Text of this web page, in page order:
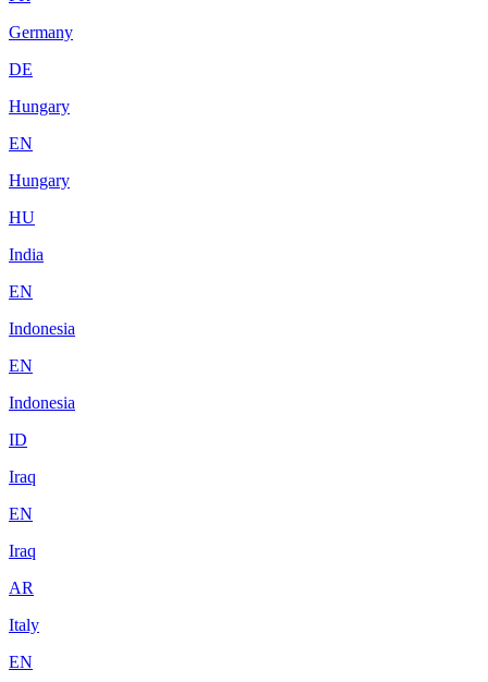
Germany
DE
Hungary
EN
Hungary
HU
India
EN
Indonesia
EN
Indonesia
ID
Iraq
EN
Iraq
AR
Italy
EN